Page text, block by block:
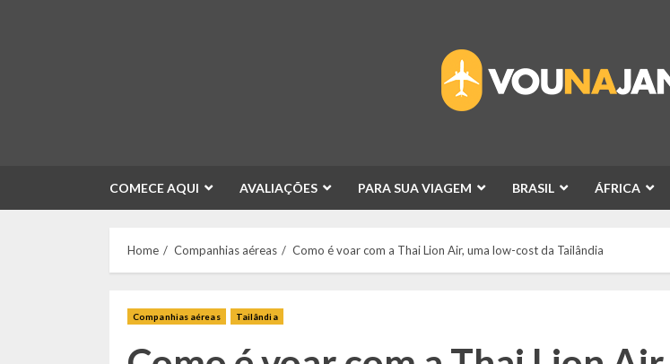
COMECE AQUI AVALIAÇÕES PARA SUA VIAGEM BRASIL ÁFRICA
Home Companhias aéreas Como é voar com a Thai Lion Air, uma low-cost da Tailândia
Companhias aéreas Tailândia